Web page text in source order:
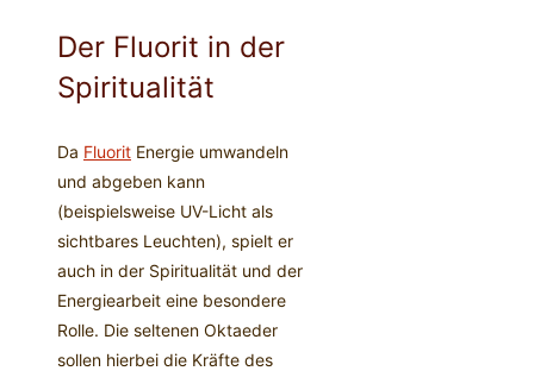
Der Fluorit in der
Spiritualität
Da Fluorit Energie umwandeln
und abgeben kann
(beispielsweise UV-Licht als
sichtbares Leuchten), spielt er
auch in der Spiritualität und der
Energiearbeit eine besondere
Rolle. Die seltenen Oktaeder
sollen hierbei die Kräfte des